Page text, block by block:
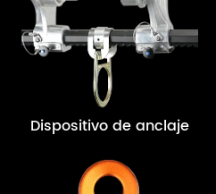
Dispositivo de anclaje